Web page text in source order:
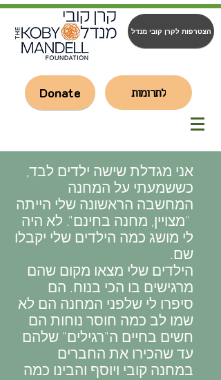
הצטרפות לקרן קובי מנדל
Donate לתרומות
אני מגדלת שישה ילדים לבד,
כששמעתי על המחנה
המחשבה הראשונה שלי הייתה
"מצויין, מחנה בחינם". לא היה
לי מושג כמה הילדים שלי יקבלו
שם.
הילדים שלי מצאו מקום שהם
מרגישים בו הכי בנוח. הם
סיפרו לי שלפני המחנה הם לא
שמו לב כמה חוסר נוחות הם
חשים בחיים ה"רגילים" שלהם
עד שהכירו את החברים
במחנה קובי ויוסף והבינו כמה